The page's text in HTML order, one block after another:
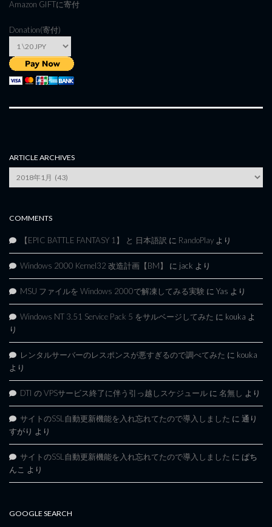
Amazon GIFTに寄付
Donation(寄付)
ARTICLE ARCHIVES
Archives
COMMENTS
【EPIC BATTLE FANTASY 1】 と 日本語訳 に RandoPlay より
Windows 2000 Kernel32 改造計画【BM】 に jack より
MSU ファイルを Windows 2000で解凍してみる実験 に Yas より
Windows NT 3.51 Service Pack 5 をサルベージしてみた に kouka よ
り
レンタルサーバーのレスポンスが悪すぎるので調べてみた に kouka
より
DTI の VPSサービス終了に伴う引っ越しスケジュール に 名無し より
サイトのSSL自動更新機能を入れ忘れてたので導入しました に 通り
すがり より
サイトのSSL自動更新機能を入れ忘れてたので導入しました に ぱち
んこ より
GOOGLE SEARCH